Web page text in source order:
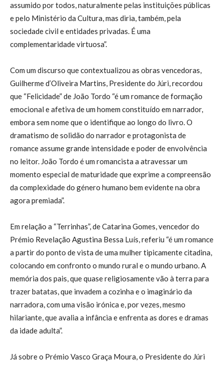
assumido por todos, naturalmente pelas instituições públicas
e pelo Ministério da Cultura, mas diria, também, pela
sociedade civil e entidades privadas. É uma
complementaridade virtuosa”.
Com um discurso que contextualizou as obras vencedoras,
Guilherme d’Oliveira Martins, Presidente do Júri, recordou
que “Felicidade” de João Tordo “é um romance de formação
emocional e afetiva de um homem constituído em narrador,
embora sem nome que o identifique ao longo do livro. O
dramatismo de solidão do narrador e protagonista de
romance assume grande intensidade e poder de envolvência
no leitor. João Tordo é um romancista a atravessar um
momento especial de maturidade que exprime a compreensão
da complexidade do género humano bem evidente na obra
agora premiada”.
Em relação a “Terrinhas”, de Catarina Gomes, vencedor do
Prémio Revelação Agustina Bessa Luís, referiu “é um romance
a partir do ponto de vista de uma mulher tipicamente citadina,
colocando em confronto o mundo rural e o mundo urbano. A
memória dos pais, que quase religiosamente vão à terra para
trazer batatas, que invadem a cozinha e o imaginário da
narradora, com uma visão irónica e, por vezes, mesmo
hilariante, que avalia a infância e enfrenta as dores e dramas
da idade adulta”.
Já sobre o Prémio Vasco Graça Moura, o Presidente do Júri